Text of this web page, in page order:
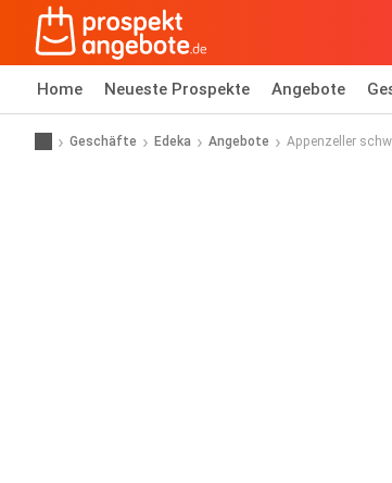
Home Neueste Prospekte Angebote
Geschäfte Edeka Angebote Appenzeller